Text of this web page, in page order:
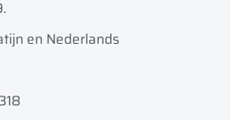
en Nederlands